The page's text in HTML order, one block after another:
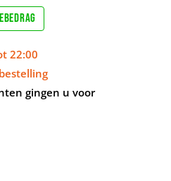
22:00
gingen u voor